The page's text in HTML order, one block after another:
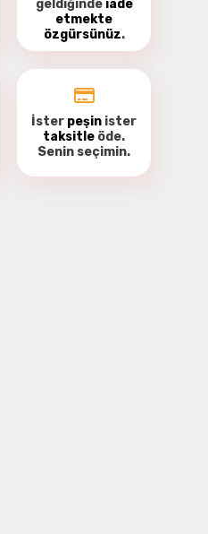
geldiğinde iade
etmekte
özgürsünüz.
İster peşin ister
taksitle öde.
Senin seçimin.